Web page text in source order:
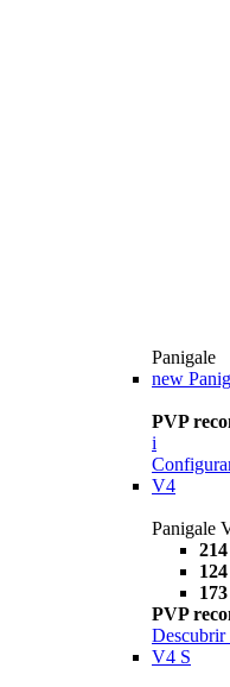
Panigale
new
PVP
i
V4
Panigale
PVP
Descubrir
V4 S